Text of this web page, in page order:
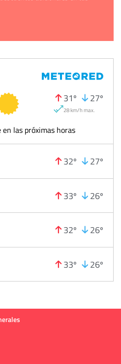
31º 27º
28 km/h max.
las próximas horas
32º 27º
33º 26º
32º 26º
33º 26º